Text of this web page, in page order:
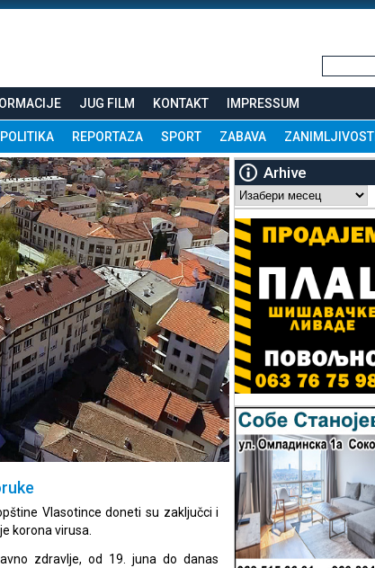
JUG FILM KONTAKT IMPRESSUM
POLITIKA REPORTAZA SPORT ZABAVA ZANIMLJIVOSTI
Vlasotince doneti su zaključci i
korona virusa.
zdravlje, od 19. juna do danas
Arhive
Arhive